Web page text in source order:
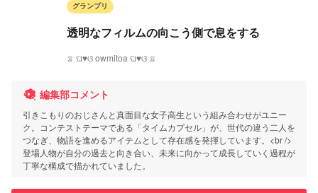
グランプリ
透明なフィルムの向こう側で息をする
♖ ଘ♥ଓ owmitoa ଘ♥ଓ ♖
編集部コメント
引きこもりのおじさんと真面目な女子高生という組み合わせがユニー
ク。コンテストテーマである「タイムカプセル」が、世代の違う二人を
つなぎ、物語を進めるアイテムとして存在感を発揮しています。<br />
登場人物が自分の過去と向き合い、未来に向かって成長していく過程が
丁寧な構成で描かれていました。